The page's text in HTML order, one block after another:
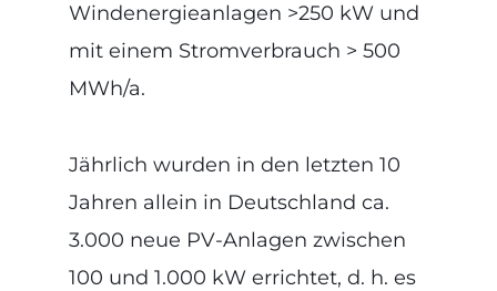
Windenergieanlagen >250 kW und
mit einem Stromverbrauch > 500
MWh/a.
Jährlich wurden in den letzten 10
Jahren allein in Deutschland ca.
3.000 neue PV-Anlagen zwischen
100 und 1.000 kW errichtet, d. h. es